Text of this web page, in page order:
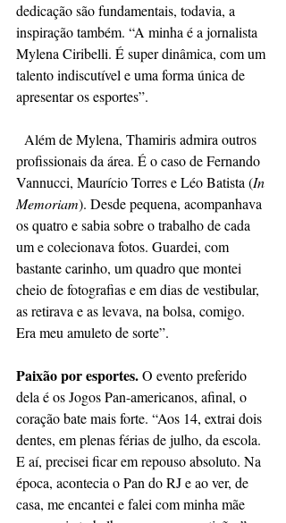
dedicação são fundamentais, todavia, a
inspiração também. “A minha é a jornalista
Mylena Ciribelli. É super dinâmica, com um
talento indiscutível e uma forma única de
apresentar os esportes”.
Além de Mylena, Thamiris admira outros
profissionais da área. É o caso de Fernando
Vannucci, Maurício Torres e Léo Batista (In
Memoriam). Desde pequena, acompanhava
os quatro e sabia sobre o trabalho de cada
um e colecionava fotos. Guardei, com
bastante carinho, um quadro que montei
cheio de fotografias e em dias de vestibular,
as retirava e as levava, na bolsa, comigo.
Era meu amuleto de sorte”.
Paixão por esportes. O evento preferido
dela é os Jogos Pan-americanos, afinal, o
coração bate mais forte. “Aos 14, extrai dois
dentes, em plenas férias de julho, da escola.
E aí, precisei ficar em repouso absoluto. Na
época, acontecia o Pan do RJ e ao ver, de
casa, me encantei e falei com minha mãe